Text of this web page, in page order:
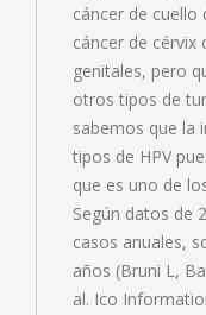
cáncer de
cáncer de cérvix
genitales, pero
otros tipos de
sabemos que la
tipos de HPV
que es uno de
Según datos de
casos anuales,
años (Bruni L,
al. Ico